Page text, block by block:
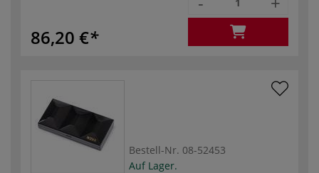
86,20 €
Bestell-Nr. 08-52453
Auf Lager.